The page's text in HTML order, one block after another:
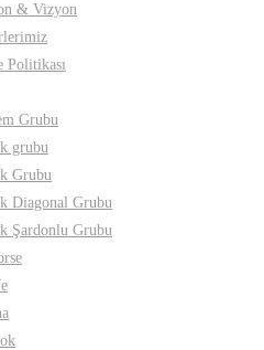
& Vizyon
Politikası
Grubu
grubu
Grubu
Diagonal Grubu
Şardonlu Grubu